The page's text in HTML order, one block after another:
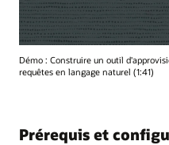
Démo : Construire un outil
requêtes en langage naturel (1:41)
Prérequis et